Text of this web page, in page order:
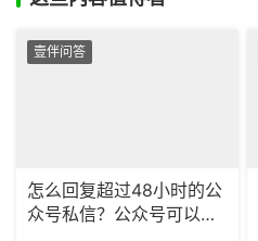
壹伴问答
怎么回复超过48小时的公
众号私信？公众号可以回